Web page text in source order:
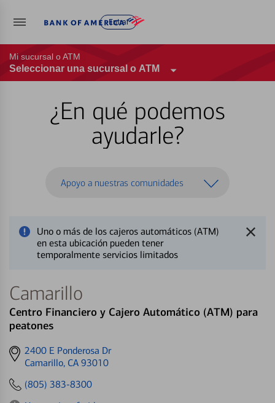
Entrar
Mi sucursal o ATM
Seleccionar una sucursal o ATM
¿En qué podemos
ayudarle?
Apoyo a nuestras comunidades
Uno o más de los cajeros automáticos (ATM)
en esta ubicación pueden tener
temporalmente servicios limitados
Camarillo
Centro Financiero y Cajero Automático (ATM) para
peatones
Get
directions
2400 E Ponderosa Dr
Camarillo, CA 93010
(805) 383-8300